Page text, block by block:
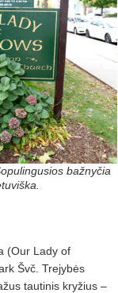
bažnyčia
(Our Lady of
Švč. Trejybės
tautinis kryžius –